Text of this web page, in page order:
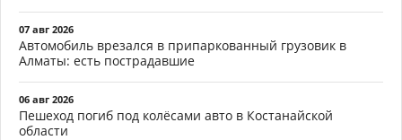
07 авг 2026
Автомобиль врезался в припаркованный грузовик в
Алматы: есть пострадавшие
06 авг 2026
Пешеход погиб под колёсами авто в Костанайской
области